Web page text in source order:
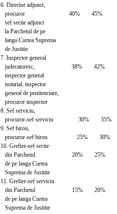
6. Director adjunct,
procuror 40% 45%
sef sectie adjunct
la Parchetul de pe
langa Curtea Suprema
de Justitie
7. Inspector general
judecatoresc, 38% 42%
inspector general
notarial, inspector
general de penitenciare,
procuror inspector
8. Sef serviciu,
procuror-sef serviciu 30% 35%
9. Sef birou,
procuror-sef birou 25% 30%
10. Grefier-sef sectie
din Parchetul 20% 25%
de pe langa Curtea
Suprema de Justitie
11. Grefier-sef serviciu
din Parchetul 15% 20%
de pe langa Curtea
Suprema de Justitie